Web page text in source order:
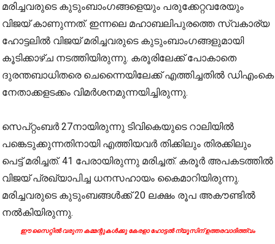
മരിച്ചവരുടെ കുടുംബാംഗങ്ങളെയും പരുക്കേറ്റവരേയും
വിജയ് കാണുന്നത്. ഇന്നലെ മഹാബലിപുരത്തെ സ്വകാര്യ
ഹോട്ടലിൽ വിജയ് മരിച്ചവരുടെ കുടുംബാംഗങ്ങളുമായി
കൂടിക്കാഴ്ച നടത്തിയിരുന്നു. കരൂരിലേക്ക് പോകാതെ
ദുരന്തബാധിതരെ ചെന്നൈയിലേക്ക് എത്തിച്ചതില്‍ ഡിഎംകെ
നേതാക്കളടക്കം വിമര്‍ശനമുന്നയിച്ചിരുന്നു.
സെപ്റ്റംബർ 27നായിരുന്നു ടിവികെയുടെ റാലിയിൽ
പങ്കെടുക്കുന്നതിനായി എത്തിയവർ തിക്കിലും തിരക്കിലും
പെട്ട് മരിച്ചത്. 41 പേരായിരുന്നു മരിച്ചത്. കരൂർ അപകടത്തിൽ
വിജയ് പ്രഖ്യാപിച്ച ധനസഹായം കൈമാറിയിരുന്നു.
മരിച്ചവരുടെ കുടുംബങ്ങൾക്ക് 20 ലക്ഷം രൂപ അകൗണ്ടിൽ
നൽകിയിരുന്നു.
ഈ സൈറ്റിൽ വരുന്ന കമ്മന്റുകൾക്കു കേരളാ ഹോട്ടൽ ന്യൂസിന് ഉത്തരവാദിത്ത്വം